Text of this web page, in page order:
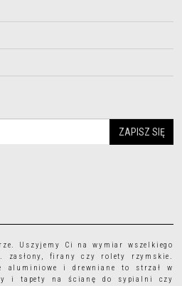
Uszyjemy Ci na wymiar wszelkiego
zasłony, firany czy rolety rzymskie.
aluminiowe i drewniane to strzał w
i tapety na ścianę do sypialni czy